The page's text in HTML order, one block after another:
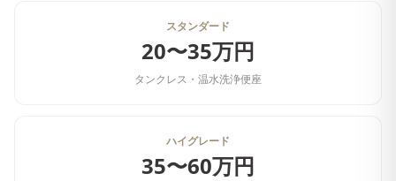
スタンダード
20〜35万円
タンクレス・温水洗浄便座
ハイグレード
35〜60万円